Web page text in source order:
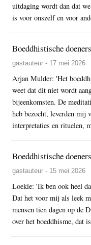
uitdaging wordt dan dat
is voor onszelf en voor
Boeddhistische
gastauteur - 17 mei 2026
Arjan Mulder: 'Het
weet dat dit niet wordt
bijeenkomsten. De
heb bezocht, leverden mij
interpretaties en rituelen,
Boeddhistische
gastauteur - 15 mei 2026
Loekie: 'Ik ben ook heel
Dat het voor mij als leek
mensen tien dagen op de
over het boeddhisme, dat